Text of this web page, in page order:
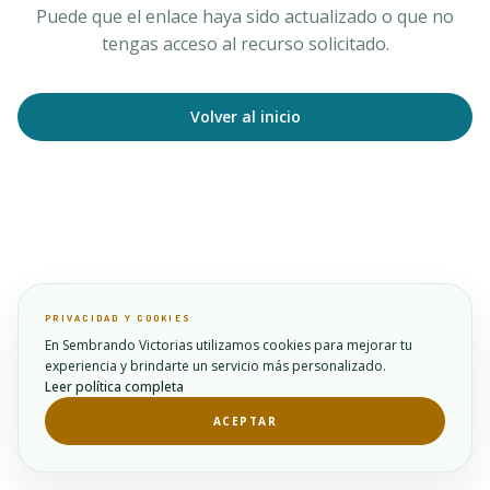
Puede que el enlace haya sido actualizado o que no
tengas acceso al recurso solicitado.
Volver al inicio
PRIVACIDAD Y COOKIES
En Sembrando Victorias utilizamos cookies para mejorar tu
experiencia y brindarte un servicio más personalizado.
Leer política completa
ACEPTAR